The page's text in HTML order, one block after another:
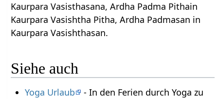
Kaurpara Vasisthasana, Ardha Padma Pithain
Kaurpara Vasishtha Pitha, Ardha Padmasan in
Kaurpara Vasishthasan.
Siehe auch
Yoga Urlaub
- In den Ferien durch Yoga zu